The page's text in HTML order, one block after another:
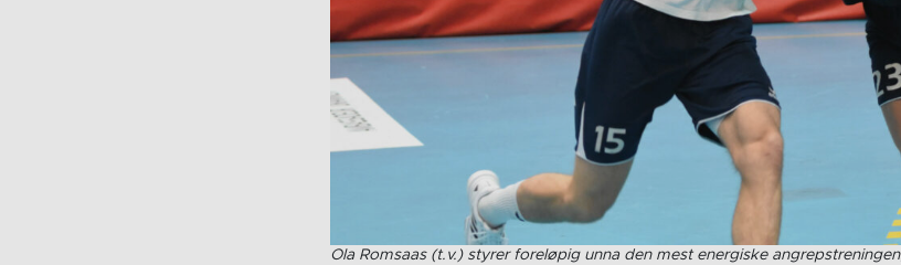
Ola Romsaas (t.v.) styrer foreløpig unna den mest energiske